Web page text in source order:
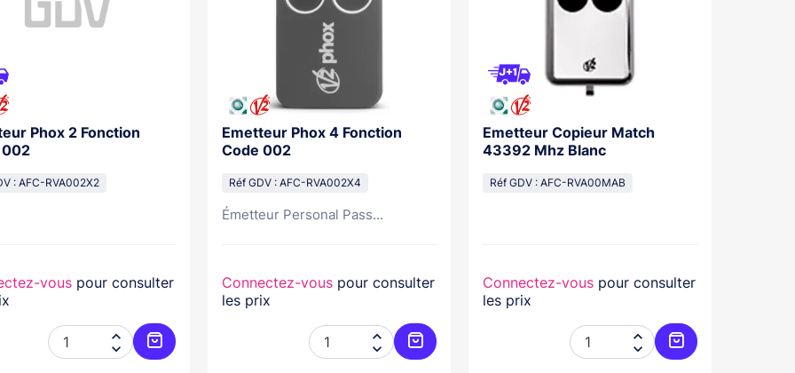
Phox 2 Fonction
002
: AFC-RVA002X2
vous pour consulter


Ajouter au panier
Emetteur Phox 4 Fonction
Code 002
Réf GDV : AFC-RVA002X4
Émetteur Personal Pass...
Connectez-vous pour consulter
les prix


Ajouter au panier
Emetteur Copieur Match
43392 Mhz Blanc
Réf GDV : AFC-RVA00MAB
Connectez-vous pour consulter
les prix


Ajouter au panier